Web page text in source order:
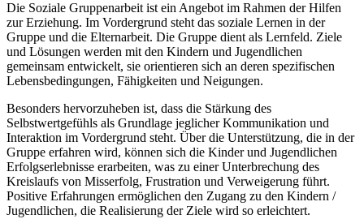
Die Soziale Gruppenarbeit ist ein Angebot im Rahmen der Hilfen
zur Erziehung. Im Vordergrund steht das soziale Lernen in der
Gruppe und die Elternarbeit. Die Gruppe dient als Lernfeld. Ziele
und Lösungen werden mit den Kindern und Jugendlichen
gemeinsam entwickelt, sie orientieren sich an deren spezifischen
Lebensbedingungen, Fähigkeiten und Neigungen.
Besonders hervorzuheben ist, dass die Stärkung des
Selbstwertgefühls als Grundlage jeglicher Kommunikation und
Interaktion im Vordergrund steht. Über die Unterstützung, die in der
Gruppe erfahren wird, können sich die Kinder und Jugendlichen
Erfolgserlebnisse erarbeiten, was zu einer Unterbrechung des
Kreislaufs von Misserfolg, Frustration und Verweigerung führt.
Positive Erfahrungen ermöglichen den Zugang zu den Kindern /
Jugendlichen, die Realisierung der Ziele wird so erleichtert.